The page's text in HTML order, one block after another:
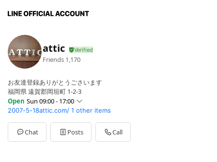
attic
Friends 1,170
お友達登録ありがとうごさいます
福岡県 遠賀郡岡垣町 1-2-3
Open Sun 09:00 - 17:00
Sun09:00 - 17:00
Mon09:00 - 18:00
Tue09:00 - 18:00
Wed09:00 - 18:00
2007-5-18attic.com/ 1 other items
Chat Posts Call